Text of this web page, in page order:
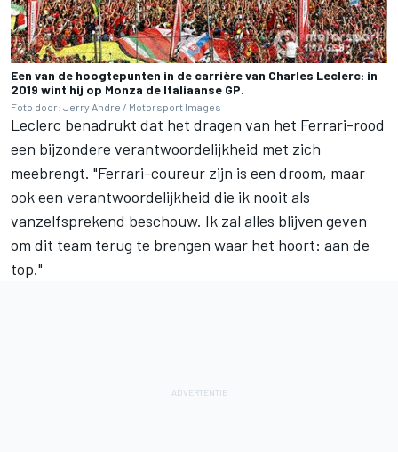
Een van de hoogtepunten in de carrière van Charles Leclerc: in
2019 wint hij op Monza de Italiaanse GP.
Foto door: Jerry Andre / Motorsport Images
Leclerc benadrukt dat het dragen van het Ferrari-rood
een bijzondere verantwoordelijkheid met zich
meebrengt. "Ferrari-coureur zijn is een droom, maar
ook een verantwoordelijkheid die ik nooit als
vanzelfsprekend beschouw. Ik zal alles blijven geven
om dit team terug te brengen waar het hoort: aan de
top."